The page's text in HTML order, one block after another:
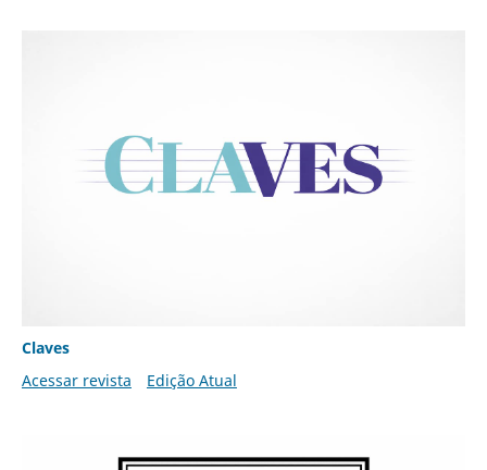
Claves
Acessar revista
Edição Atual